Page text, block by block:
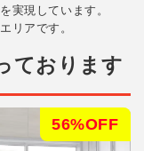
お問い合わせ
実現しています。
リアです。
ております
56%OFF